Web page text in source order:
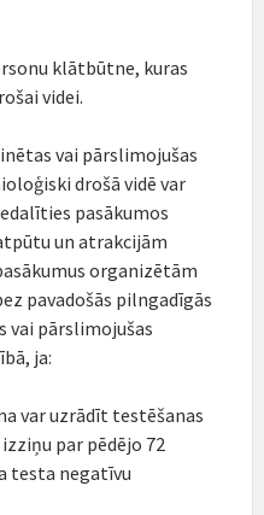
klātbūtne, kuras
videi.
vai pārslimojušas
drošā vidē var
pasākumos
un atrakcijām
organizētām
pavadošās pilngadīgās
vai pārslimojušas
ja:
var uzrādīt testēšanas
par pēdējo 72
testa negatīvu